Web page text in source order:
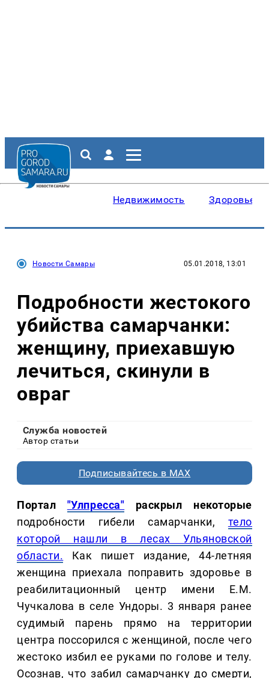
Недвижимость Здоровье
Новости Самары 05.01.2018, 13:01
Подробности жестокого
убийства самарчанки:
женщину, приехавшую
лечиться, скинули в
овраг
Служба новостей
Автор статьи
Подписывайтесь в MAX
Портал "Улпресса" раскрыл некоторые
подробности гибели самарчанки, тело
которой нашли в лесах Ульяновской
области. Как пишет издание, 44-летняя
женщина приехала поправить здоровье в
реабилитационный центр имени Е.М.
Чучкалова в селе Ундоры. 3 января ранее
судимый парень прямо на территории
центра поссорился с женщиной, после чего
жестоко избил ее руками по голове и телу.
Осознав, что забил самарчанку до смерти,